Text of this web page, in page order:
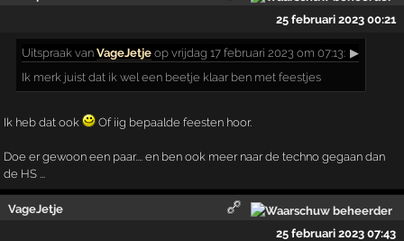
25 februari 2023 00:21
Uitspraak vanVageJetje op vrijdag 17 februari 2023 om 07:13: ▶
Ik merk juist dat ik wel een beetje klaar ben met feestjes
Ik heb dat ook Of iig bepaalde feesten hoor.
Doe er gewoon een paar.... en ben ook meer naar de techno gegaan dan
de HS ...
VageJetje
25 februari 2023 07:43